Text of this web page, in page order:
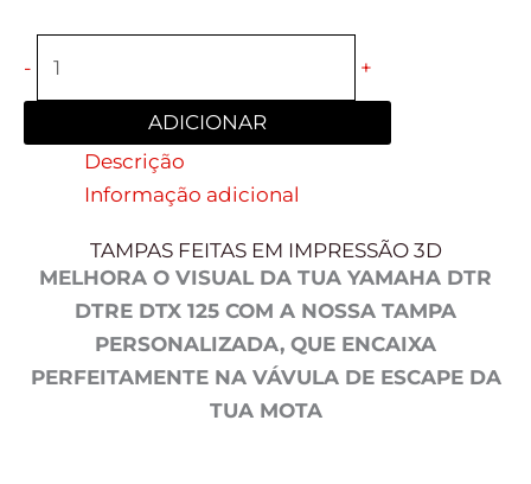
- +
ADICIONAR
Descrição
Informação adicional
TAMPAS FEITAS EM IMPRESSÃO 3D
MELHORA O VISUAL DA TUA YAMAHA DTR
DTRE DTX 125 COM A NOSSA TAMPA
PERSONALIZADA, QUE ENCAIXA
PERFEITAMENTE NA VÁVULA DE ESCAPE DA
TUA MOTA